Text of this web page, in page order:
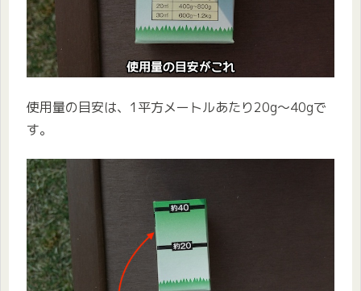
使用量の目安は、1平方メートルあたり20g〜40gで
す。